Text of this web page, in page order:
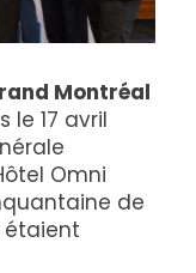
Montréal
le 17 avril
Omni
de
étaient